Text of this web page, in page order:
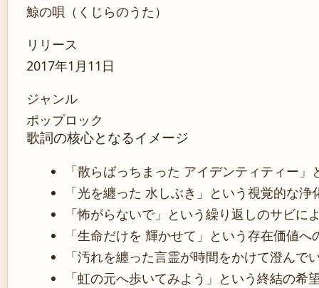
鯨の唄（くじらのうた）
リリース
2017年1月11日
ジャンル
ポップロック
歌詞の核心となるイメージ
「散らばっちまった アイデンティティー
「光を纏った 水しぶき」という視覚的な浄
「怖がらないで」という繰り返しのサビに
「生命だけを 輝かせて」という存在価値へ
「汚れを纏った言霊が時間をかけて澄んで
「虹の元へ歩いてみよう」という終結の希